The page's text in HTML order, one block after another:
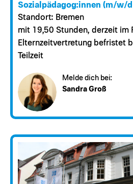
Sozialpädagog:innen (m/w/
Standort: Bremen
mit 19,50 Stunden, derzeit im
Elternzeitvertretung befristet
Teilzeit
Melde dich bei:
Sandra Groß